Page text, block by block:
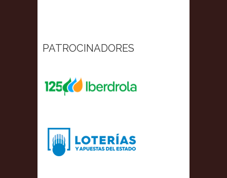
PATROCINADORES